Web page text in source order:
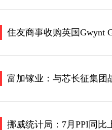
住友商事收购英国Gwynt
富加镓业：与芯长征集团
挪威统计局：7月PPI同比